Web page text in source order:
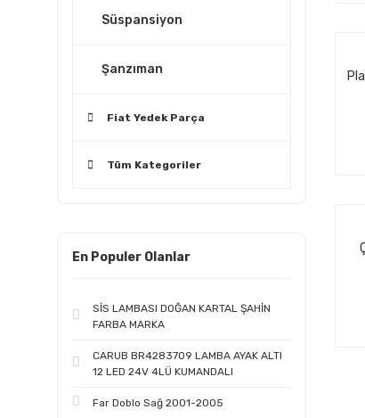
Süspansiyon
Şanzıman
Fiat Yedek Parça
Tüm Kategoriler
En Populer Olanlar
SİS LAMBASI DOĞAN KARTAL ŞAHİN
FARBA MARKA
CARUB BR4283709 LAMBA AYAK ALTI
12 LED 24V 4LÜ KUMANDALI
Far Doblo Sağ 2001-2005